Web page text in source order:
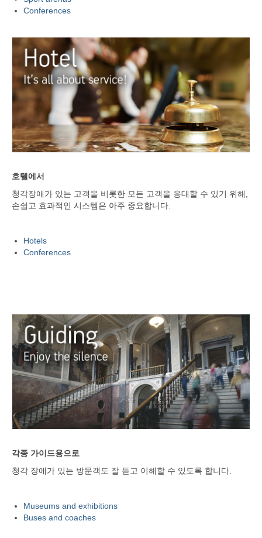
Conferences
호텔에서
청각장애가 있는 고객을 비롯한 모든 고객을 응대할 수 있기 위해,
손쉽고 효과적인 시스템은 아주 중요합니다.
Hotels
Conferences
각종 가이드용으로
청각 장애가 있는 방문객도 잘 듣고 이해할 수 있도록 합니다.
Museums and exhibitions
Buses and coaches